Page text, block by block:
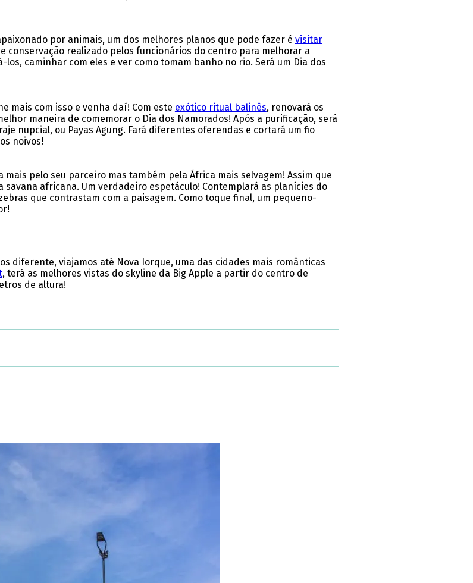
por animais, um dos melhores planos que pode fazer é visitar
conservação realizado pelos funcionários do centro para melhorar a
caminhar com eles e ver como tomam banho no rio. Será um Dia dos
mais com isso e venha daí! Com este exótico ritual balinês, renovará os
maneira de comemorar o Dia dos Namorados! Após a purificação, será
nupcial, ou Payas Agung. Fará diferentes oferendas e cortará um fio
noivos!
mais pelo seu parceiro mas também pela África mais selvagem! Assim que
africana. Um verdadeiro espetáculo! Contemplará as planícies do
que contrastam com a paisagem. Como toque final, um pequeno-
diferente, viajamos até Nova Iorque, uma das cidades mais românticas
, terá as melhores vistas do skyline da Big Apple a partir do centro de
de altura!